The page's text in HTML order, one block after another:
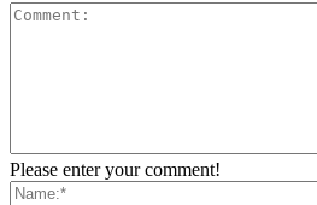
Please enter your comment!